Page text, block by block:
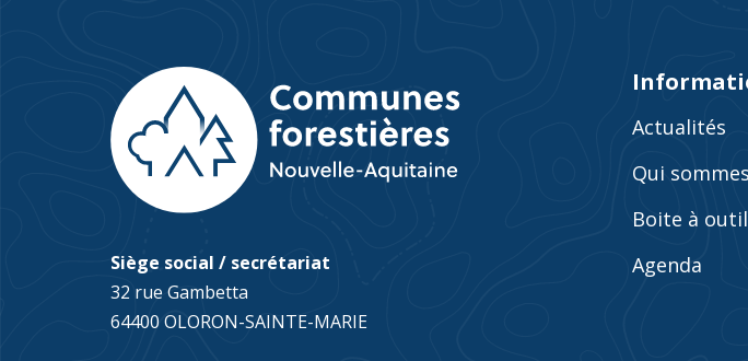
Siège social / secrétariat
32 rue Gambetta
64400 OLORON-SAINTE-MARIE
Actualités
Qui
Boite à
Agenda